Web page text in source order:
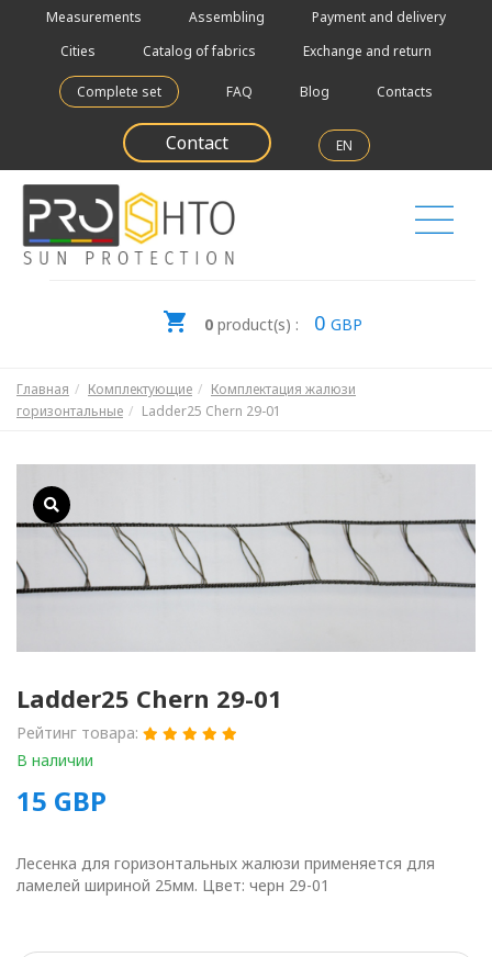
Measurements Assembling
Payment and delivery
Cities
Catalog of fabrics Exchange and return
Complete set FAQ Blog Contacts
Contact EN
0 product(s) : 0 GBP
Главная Комплектующие
Комплектация жалюзи
горизонтальные
Ladder25 Chern 29-01
Ladder25 Chern 29-01
Рейтинг товара:
В наличии
15 GBP
Лесенка для горизонтальных жалюзи применяется для
ламелей шириной 25мм. Цвет: черн 29-01